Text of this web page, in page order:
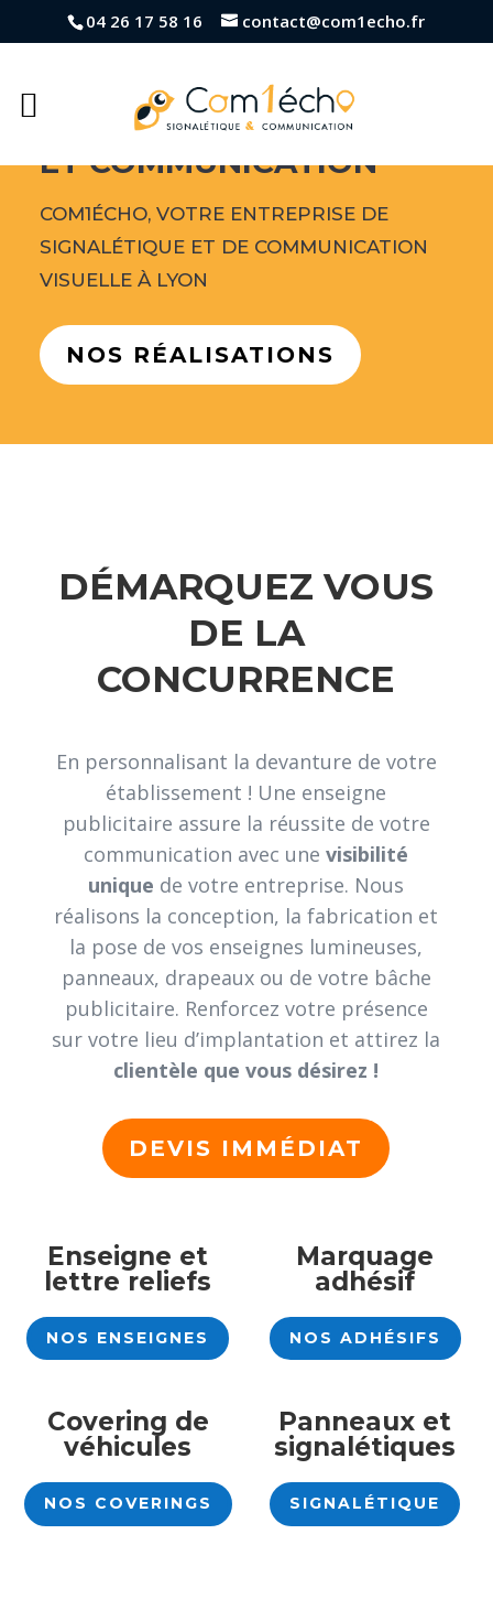
04 26 17 58 16 contact@com1echo.fr
ENSEIGNE
ET COMMUNICATION
COM1ÉCHO, VOTRE ENTREPRISE DE
SIGNALÉTIQUE ET DE COMMUNICATION
VISUELLE À LYON
NOS RÉALISATIONS
DÉMARQUEZ VOUS
DE LA
CONCURRENCE
En personnalisant la devanture de votre
établissement ! Une enseigne
publicitaire assure la réussite de votre
communication avec unevisibilité
unique de votre entreprise. Nous
réalisons la conception, la fabrication et
la pose de vos enseignes lumineuses,
panneaux, drapeaux ou de votre bâche
publicitaire. Renforcez votre présence
sur votre lieu d’implantation et attirez la
clientèle que vous désirez !
DEVIS IMMÉDIAT
Enseigne et
lettre reliefs
NOS ENSEIGNES
Marquage
adhésif
NOS ADHÉSIFS
Covering de
véhicules
NOS COVERINGS
Panneaux et
signalétiques
SIGNALÉTIQUE